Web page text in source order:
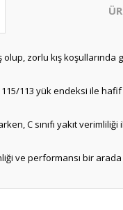
zorlu kış
113 yük endeksi ile
C sınıfı yakıt
ve performansı bir